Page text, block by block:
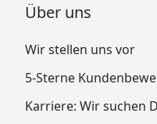
Über uns
Wir stellen uns vor
5-Sterne
Karriere: Wir suchen